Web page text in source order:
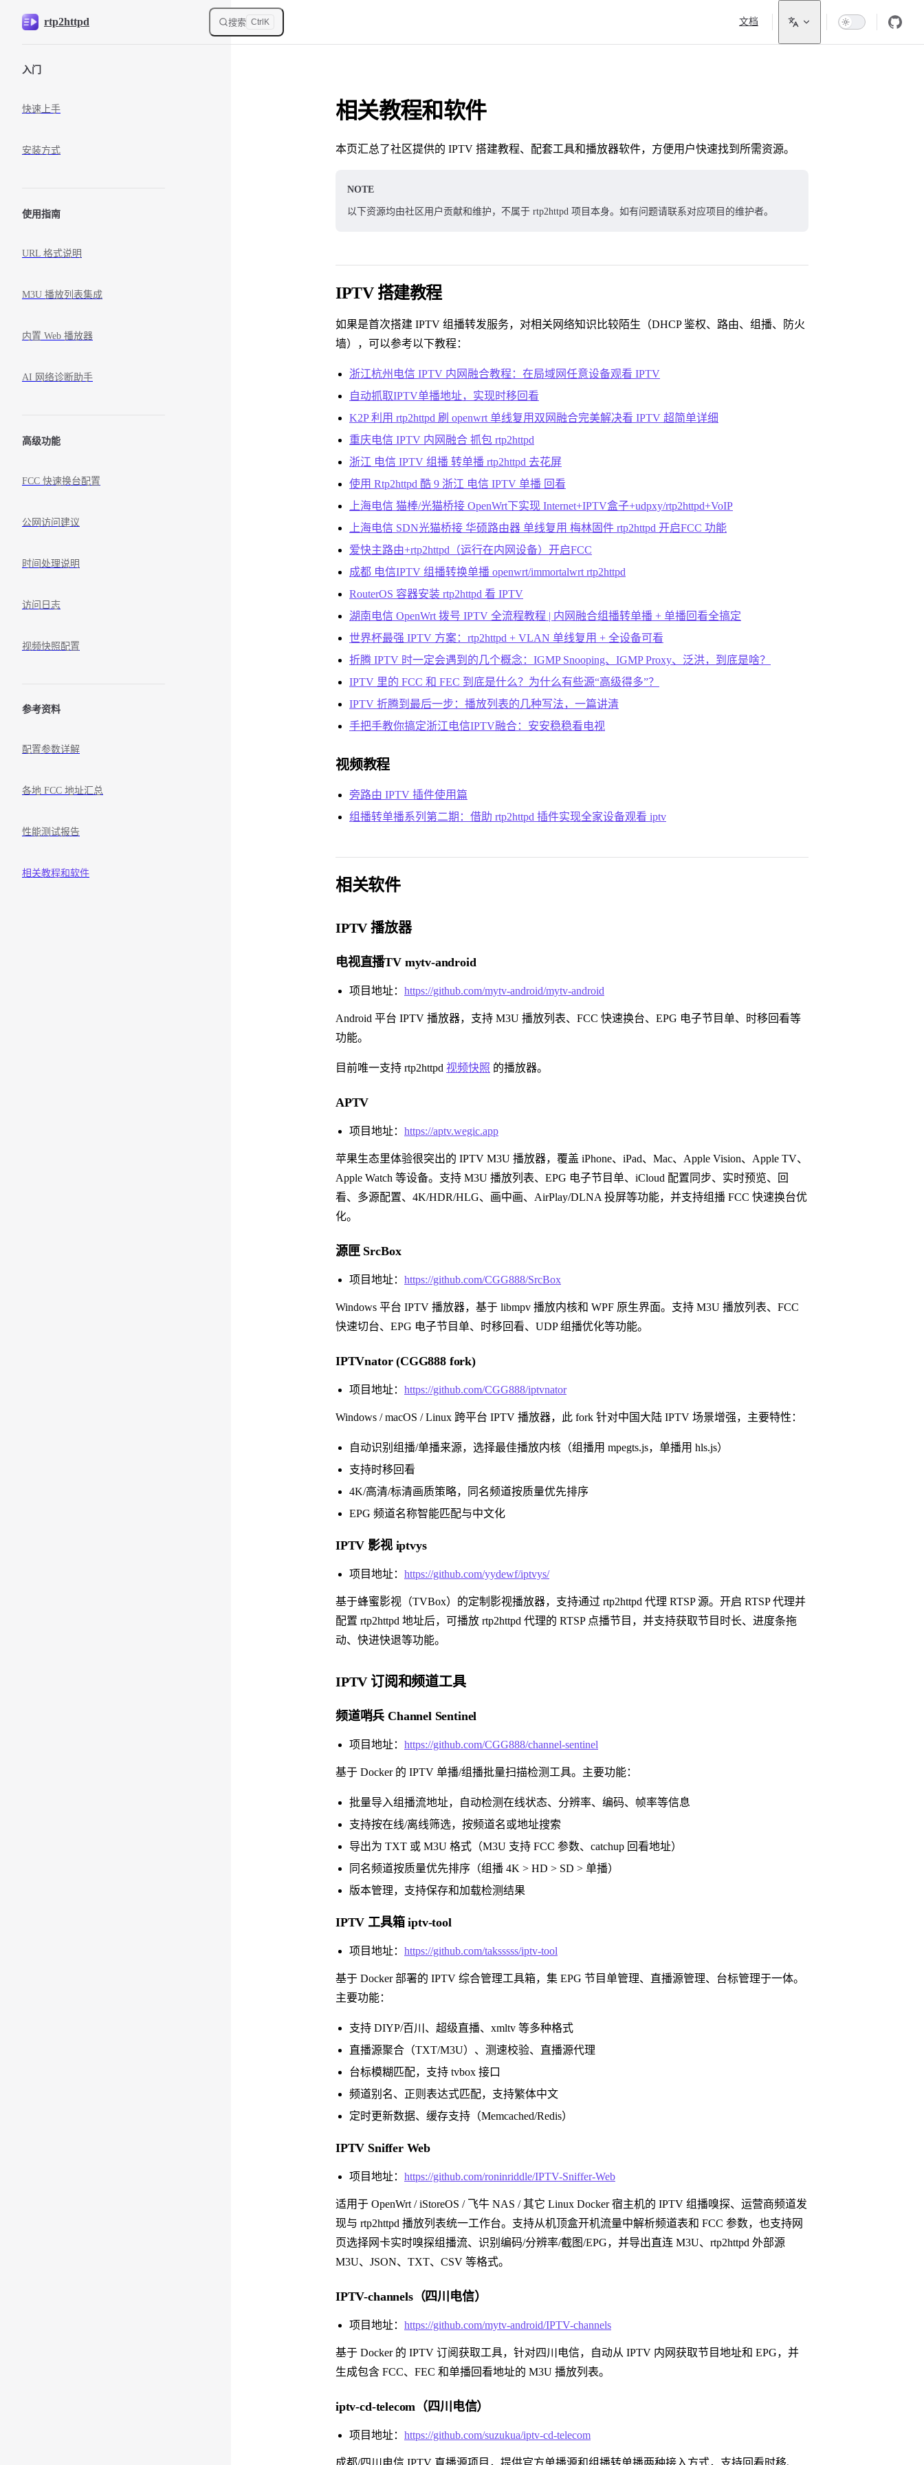
跳转到内容rtp2httpd 搜索 Ctrl K
Main Navigation
文档
入门
快速上手
安装方式
使用指南
URL 格式说明
M3U 播放列表集成
内置 Web 播放器
AI 网络诊断助手
高级功能
FCC 快速换台配置
公网访问建议
时间处理说明
访问日志
视频快照配置
参考资料
配置参数详解
各地 FCC 地址汇总
性能测试报告
相关教程和软件
相关教程和软件
本页汇总了社区提供的 IPTV 搭建教程、配套工具和播放器软件，方便用户快速找到所需资源。
NOTE
以下资源均由社区用户贡献和维护，不属于 rtp2httpd 项目本身。如有问题请联系对应项目的维护者。
IPTV 搭建教程
如果是首次搭建 IPTV 组播转发服务，对相关网络知识比较陌生（DHCP 鉴权、路由、组播、防火
墙），可以参考以下教程：
浙江杭州电信 IPTV 内网融合教程：在局域网任意设备观看 IPTV
自动抓取IPTV单播地址，实现时移回看
K2P 利用 rtp2httpd 刷 openwrt 单线复用双网融合完美解决看 IPTV 超简单详细
重庆电信 IPTV 内网融合 抓包 rtp2httpd
浙江 电信 IPTV 组播 转单播 rtp2httpd 去花屏
使用 Rtp2httpd 酷 9 浙江 电信 IPTV 单播 回看
上海电信 猫棒/光猫桥接 OpenWrt下实现 Internet+IPTV盒子+udpxy/rtp2httpd+VoIP
上海电信 SDN光猫桥接 华硕路由器 单线复用 梅林固件 rtp2httpd 开启FCC 功能
爱快主路由+rtp2httpd（运行在内网设备）开启FCC
成都 电信IPTV 组播转换单播 openwrt/immortalwrt rtp2httpd
RouterOS 容器安装 rtp2httpd 看 IPTV
湖南电信 OpenWrt 拨号 IPTV 全流程教程 | 内网融合组播转单播 + 单播回看全搞定
世界杯最强 IPTV 方案：rtp2httpd + VLAN 单线复用 + 全设备可看
折腾 IPTV 时一定会遇到的几个概念：IGMP Snooping、IGMP Proxy、泛洪，到底是啥？
IPTV 里的 FCC 和 FEC 到底是什么？为什么有些源“高级得多”？
IPTV 折腾到最后一步：播放列表的几种写法，一篇讲清
手把手教你搞定浙江电信IPTV融合：安安稳稳看电视
视频教程
旁路由 IPTV 插件使用篇
组播转单播系列第二期：借助 rtp2httpd 插件实现全家设备观看 iptv
相关软件
IPTV 播放器
电视直播TV mytv-android
项目地址： https://github.com/mytv-android/mytv-android
Android 平台 IPTV 播放器，支持 M3U 播放列表、FCC 快速换台、EPG 电子节目单、时移回看等
功能。
目前唯一支持 rtp2httpd 视频快照 的播放器。
APTV
项目地址： https://aptv.wegic.app
苹果生态里体验很突出的 IPTV M3U 播放器，覆盖 iPhone、iPad、Mac、Apple Vision、Apple TV、
Apple Watch 等设备。支持 M3U 播放列表、EPG 电子节目单、iCloud 配置同步、实时预览、回
看、多源配置、4K/HDR/HLG、画中画、AirPlay/DLNA 投屏等功能，并支持组播 FCC 快速换台优
化。
源匣 SrcBox
项目地址： https://github.com/CGG888/SrcBox
Windows 平台 IPTV 播放器，基于 libmpv 播放内核和 WPF 原生界面。支持 M3U 播放列表、FCC
快速切台、EPG 电子节目单、时移回看、UDP 组播优化等功能。
IPTVnator (CGG888 fork)
项目地址： https://github.com/CGG888/iptvnator
Windows / macOS / Linux 跨平台 IPTV 播放器，此 fork 针对中国大陆 IPTV 场景增强，主要特性：
自动识别组播/单播来源，选择最佳播放内核（组播用 mpegts.js，单播用 hls.js）
支持时移回看
4K/高清/标清画质策略，同名频道按质量优先排序
EPG 频道名称智能匹配与中文化
IPTV 影视 iptvys
项目地址： https://github.com/yydewf/iptvys/
基于蜂蜜影视（TVBox）的定制影视播放器，支持通过 rtp2httpd 代理 RTSP 源。开启 RTSP 代理并
配置 rtp2httpd 地址后，可播放 rtp2httpd 代理的 RTSP 点播节目，并支持获取节目时长、进度条拖
动、快进快退等功能。
IPTV 订阅和频道工具
频道哨兵 Channel Sentinel
项目地址： https://github.com/CGG888/channel-sentinel
基于 Docker 的 IPTV 单播/组播批量扫描检测工具。主要功能：
批量导入组播流地址，自动检测在线状态、分辨率、编码、帧率等信息
支持按在线/离线筛选，按频道名或地址搜索
导出为 TXT 或 M3U 格式（M3U 支持 FCC 参数、catchup 回看地址）
同名频道按质量优先排序（组播 4K > HD > SD > 单播）
版本管理，支持保存和加载检测结果
IPTV 工具箱 iptv-tool
项目地址： https://github.com/taksssss/iptv-tool
基于 Docker 部署的 IPTV 综合管理工具箱，集 EPG 节目单管理、直播源管理、台标管理于一体。
主要功能：
支持 DIYP/百川、超级直播、xmltv 等多种格式
直播源聚合（TXT/M3U）、测速校验、直播源代理
台标模糊匹配，支持 tvbox 接口
频道别名、正则表达式匹配，支持繁体中文
定时更新数据、缓存支持（Memcached/Redis）
IPTV Sniffer Web
项目地址： https://github.com/roninriddle/IPTV-Sniffer-Web
适用于 OpenWrt / iStoreOS / 飞牛 NAS / 其它 Linux Docker 宿主机的 IPTV 组播嗅探、运营商频道发
现与 rtp2httpd 播放列表统一工作台。支持从机顶盒开机流量中解析频道表和 FCC 参数，也支持网
页选择网卡实时嗅探组播流、识别编码/分辨率/截图/EPG，并导出直连 M3U、rtp2httpd 外部源
M3U、JSON、TXT、CSV 等格式。
IPTV-channels（四川电信）
项目地址： https://github.com/mytv-android/IPTV-channels
基于 Docker 的 IPTV 订阅获取工具，针对四川电信，自动从 IPTV 内网获取节目地址和 EPG，并
生成包含 FCC、FEC 和单播回看地址的 M3U 播放列表。
iptv-cd-telecom（四川电信）
项目地址： https://github.com/suzukua/iptv-cd-telecom
成都/四川电信 IPTV 直播源项目，提供官方单播源和组播转单播两种接入方式，支持回看时移、